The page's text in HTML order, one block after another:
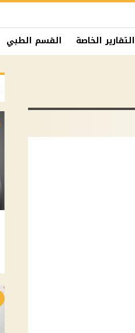
التقارير الخاصة القسم الطبي